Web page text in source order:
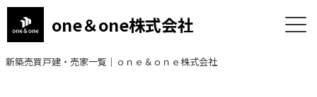
one＆one株式会社
新築売買戸建・売家一覧｜ｏｎｅ＆ｏｎｅ株式会社